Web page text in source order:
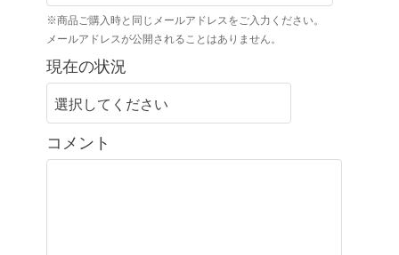
※商品ご購入時と同じメールアドレスをご入力ください。
メールアドレスが公開されることはありません。
現在の状況
コメント